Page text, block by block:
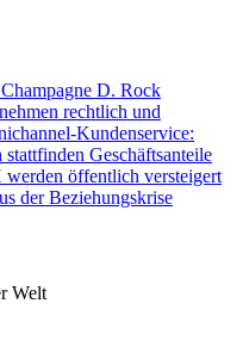
D. Rock
rechtlich und
Kundenservice:
stattfinden Geschäftsanteile
öffentlich versteigert
der Beziehungskrise
Welt